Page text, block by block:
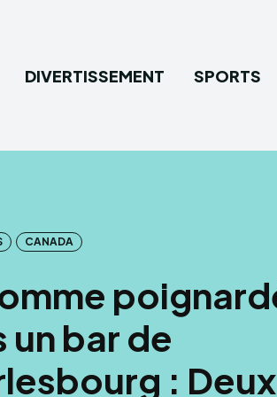
DIVERTISSEMENT SPORTS
CANADA
un bar de
: Deux